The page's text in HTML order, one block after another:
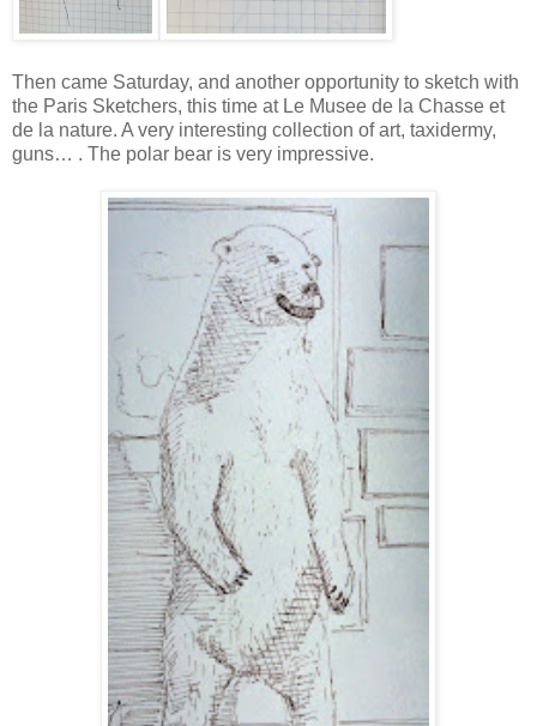
Then came Saturday, and another opportunity to sketch with
the Paris Sketchers, this time at Le Musee de la Chasse et
de la nature. A very interesting collection of art, taxidermy,
guns… . The polar bear is very impressive.